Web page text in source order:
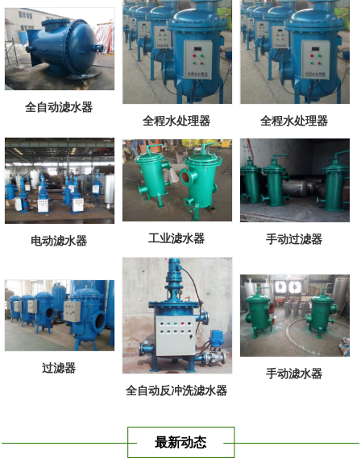
全自动滤水器
全程水处理器
全程水处理器
电动滤水器 工业滤水器 手动过滤器
过滤器
全自动反冲洗滤水器
手动滤水器
最新动态